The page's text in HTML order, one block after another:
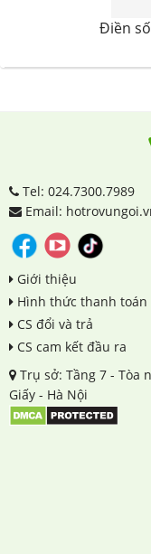
Điền
Tel: 024.7300.7989
Email:
Giới thiệu
Hình thức thanh toán
CS đổi và trả
CS cam kết đầu ra
Trụ sở: Tầng 7 - Tòa
Giấy - Hà Nội